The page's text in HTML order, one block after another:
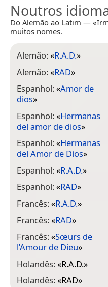
Noutros
Do Alemão ao Latim —
muitos nomes.
Alemão:«R.A.D.»
Alemão:«RAD»
Espanhol:«Amor de
dios»
Espanhol:«Hermanas
del amor de dios»
Espanhol:«Hermanas
del Amor de Dios»
Espanhol:«R.A.D.»
Espanhol:«RAD»
Francês:«R.A.D.»
Francês:«RAD»
Francês:«Sœurs de
l’Amour de Dieu»
Holandês:«R.A.D.»
Holandês:«RAD»